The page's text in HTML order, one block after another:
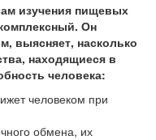
изучения пищевых
Он
выясняет, насколько
находящиеся в
человека:
человеком при
обмена, их